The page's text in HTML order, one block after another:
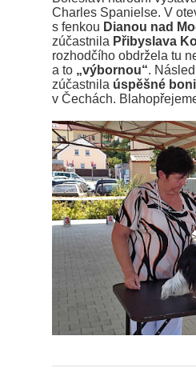
Charles Spanielse. V
s fenkou Dianou nad
zúčastnila Přibyslava
rozhodčího obdržela tu
a to „výbornou“.
zúčastnila úspěšné
v Čechách.